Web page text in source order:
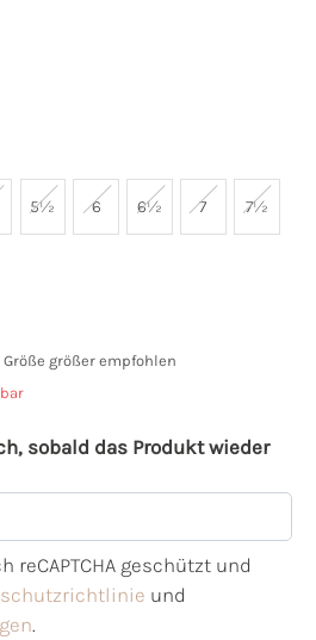
5½ 6 6½ 7 7½
größer empfohlen
sobald das Produkt wieder
reCAPTCHA geschützt und
und
.